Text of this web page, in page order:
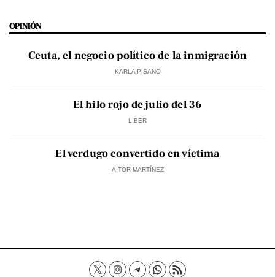
OPINIÓN
Ceuta, el negocio político de la inmigración
KARLA PISANO
El hilo rojo de julio del 36
LIBER
El verdugo convertido en víctima
AITOR MARTÍNEZ